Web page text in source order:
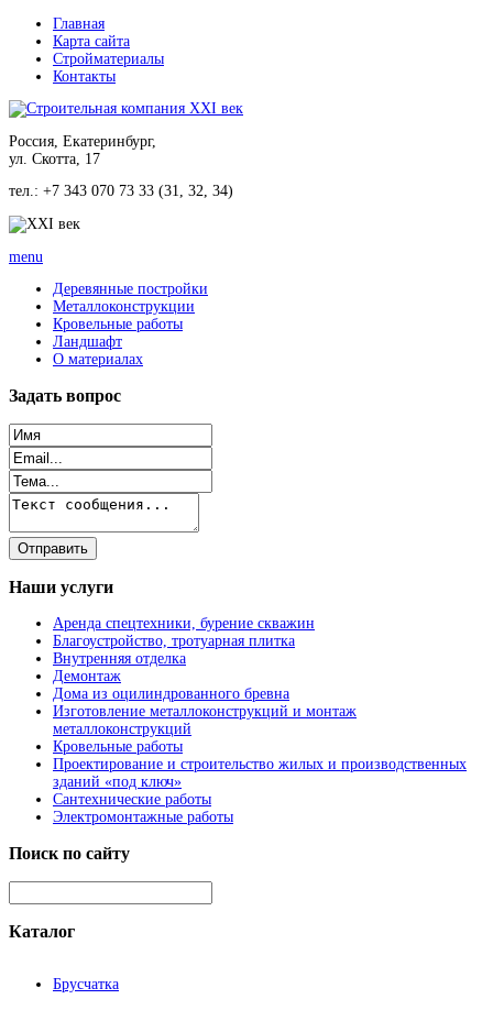
Главная
Карта сайта
Стройматериалы
Контакты
Россия, Екатеринбург,
ул. Скотта, 17
тел.: +7 343 070 73 33 (31, 32, 34)
menu
Деревянные постройки
Металлоконструкции
Кровельные работы
Ландшафт
О материалах
Задать вопрос
Наши услуги
Аренда спецтехники, бурение скважин
Благоустройство, тротуарная плитка
Внутренняя отделка
Демонтаж
Дома из оцилиндрованного бревна
Изготовление металлоконструкций и монтаж
металлоконструкций
Кровельные работы
Проектирование и строительство жилых и производственных
зданий «под ключ»
Сантехнические работы
Электромонтажные работы
Поиск по сайту
Каталог
Брусчатка